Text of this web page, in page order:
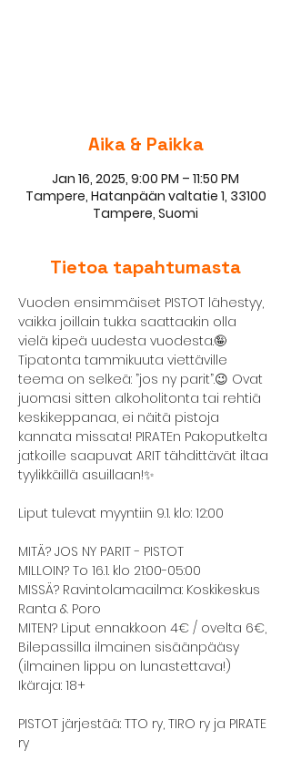
Aika & Paikka
Jan 16, 2025, 9:00 PM – 11:50 PM
Tampere, Hatanpään valtatie 1, 33100
Tampere, Suomi
Tietoa tapahtumasta
Vuoden ensimmäiset PISTOT lähestyy,
vaikka joillain tukka saattaakin olla
vielä kipeä uudesta vuodesta.🤪
Tipatonta tammikuuta viettäville
teema on selkeä: ”jos ny parit”.😉 Ovat
juomasi sitten alkoholitonta tai rehtiä
keskikeppanaa, ei näitä pistoja
kannata missata! PIRATEn Pakoputkelta
jatkoille saapuvat ARIT tähdittävät iltaa
tyylikkäillä asuillaan!✨
Liput tulevat myyntiin 9.1. klo: 12:00
MITÄ? JOS NY PARIT - PISTOT
MILLOIN? To 16.1. klo 21:00-05:00
MISSÄ? Ravintolamaailma: Koskikeskus
Ranta & Poro
MITEN? Liput ennakkoon 4€ / ovelta 6€,
Bilepassilla ilmainen sisäänpääsy
(ilmainen lippu on lunastettava!)
Ikäraja: 18+
PISTOT järjestää: TTO ry, TIRO ry ja PIRATE
ry